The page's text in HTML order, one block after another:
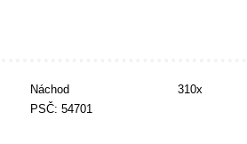
Náchod
PSČ: 54701
310x